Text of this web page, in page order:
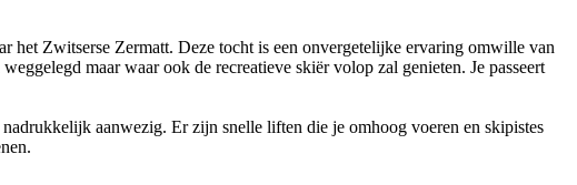
het Zwitserse Zermatt. Deze tocht is een onvergetelijke ervaring omwille van
maar waar ook de recreatieve skiër volop zal genieten. Je passeert
aanwezig. Er zijn snelle liften die je omhoog voeren en skipistes